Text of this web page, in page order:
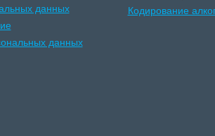
данных
данных
Кодирование